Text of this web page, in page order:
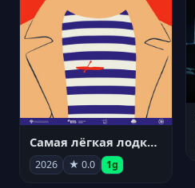
Самая лёгкая лодка в мире
2026 ★ 0.0 1g